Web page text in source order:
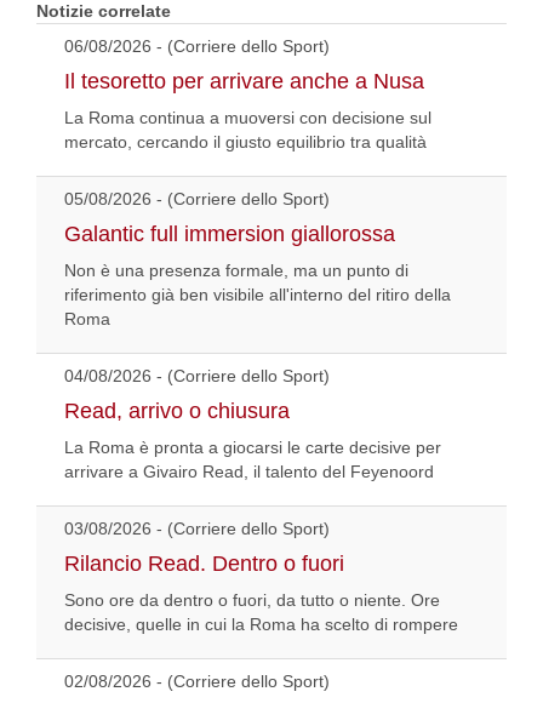
Notizie correlate
06/08/2026 - (Corriere dello Sport)
Il tesoretto per arrivare anche a Nusa
La Roma continua a muoversi con decisione sul
mercato, cercando il giusto equilibrio tra qualità
05/08/2026 - (Corriere dello Sport)
Galantic full immersion giallorossa
Non è una presenza formale, ma un punto di
riferimento già ben visibile all'interno del ritiro della
Roma
04/08/2026 - (Corriere dello Sport)
Read, arrivo o chiusura
La Roma è pronta a giocarsi le carte decisive per
arrivare a Givairo Read, il talento del Feyenoord
03/08/2026 - (Corriere dello Sport)
Rilancio Read. Dentro o fuori
Sono ore da dentro o fuori, da tutto o niente. Ore
decisive, quelle in cui la Roma ha scelto di rompere
02/08/2026 - (Corriere dello Sport)